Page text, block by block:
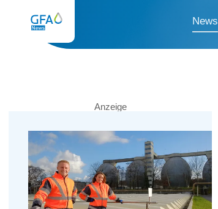
News
Anzeige